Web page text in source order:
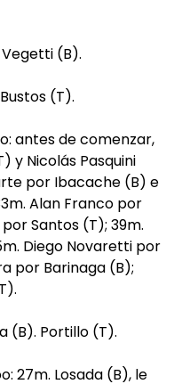
(B).
(T).
antes de comenzar,
y Nicolás Pasquini
por Ibacache (B) e
Alan Franco por
Santos (T); 39m.
Diego Novaretti por
por Barinaga (B);
(B). Portillo (T).
27m. Losada (B), le